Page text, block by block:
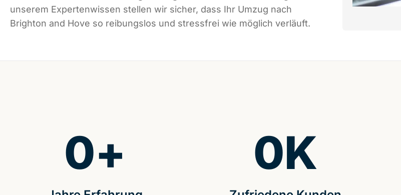
unserem Expertenwissen stellen wir sicher, dass Ihr Umzug nach
Brighton and Hove so reibungslos und stressfrei wie möglich verläuft.
0+ 0K